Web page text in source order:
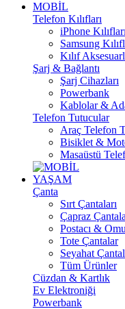
MOBİL
Telefon Kılıfları
iPhone Kılıfları
Samsung
Kılıf
Şarj & Bağlantı
Şarj Cihazları
Powerbank
Kablolar &
Telefon Tutucular
Araç Telefon
Bisiklet &
Masaüstü
YAŞAM
Çanta
Sırt Çantaları
Çapraz
Postacı &
Tote Çantalar
Seyahat
Tüm Ürünler
Cüzdan & Kartlık
Ev Elektroniği
Powerbank